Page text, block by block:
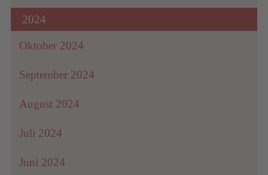
2024
Oktober 2024
September 2024
August 2024
Juli 2024
Juni 2024